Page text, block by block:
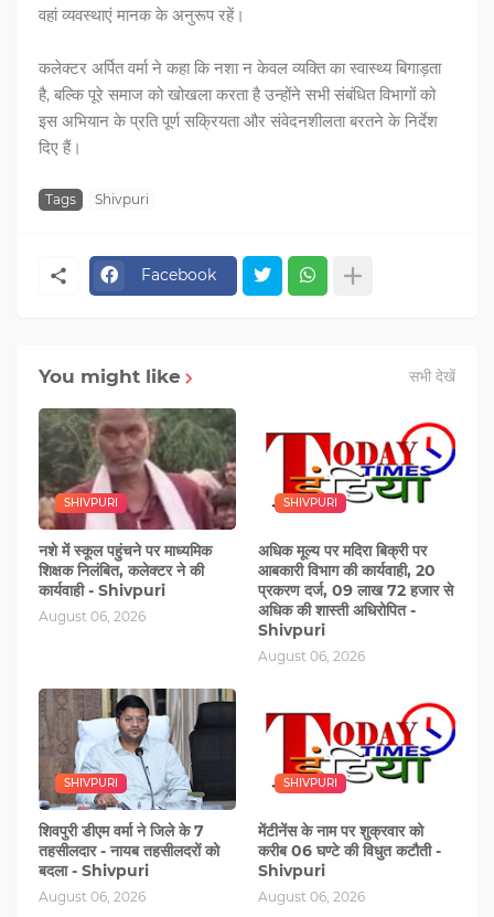
वहां व्यवस्थाएं मानक के अनुरूप रहें।
कलेक्टर अर्पित वर्मा ने कहा कि नशा न केवल व्यक्ति का स्वास्थ्य बिगाड़ता
है, बल्कि पूरे समाज को खोखला करता है उन्होंने सभी संबंधित विभागों को
इस अभियान के प्रति पूर्ण सक्रियता और संवेदनशीलता बरतने के निर्देश
दिए हैं।
Tags Shivpuri
Facebook
You might like सभी देखें
SHIVPURI
नशे में स्‍कूल पहुंचने पर माध्यमिक
शिक्षक निलंबित, कलेक्टर ने की
कार्यवाही - Shivpuri
August 06, 2026
SHIVPURI
अधिक मूल्य पर मदिरा बिक्री पर
आबकारी विभाग की कार्यवाही, 20
प्रकरण दर्ज, 09 लाख 72 हजार से
अधिक की शास्ती अधिरोपित -
Shivpuri
August 06, 2026
SHIVPURI
शिवपुरी डीएम वर्मा ने जिले के 7
तहसीलदार - नायब तहसीलदरों को
बदला - Shivpuri
August 06, 2026
SHIVPURI
मेंटीनेंस के नाम पर शुक्रवार को
करीब 06 घण्‍टे की विधुत कटौती -
Shivpuri
August 06, 2026